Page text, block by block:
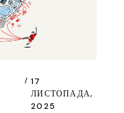
17
ЛИСТОПАДА,
2025